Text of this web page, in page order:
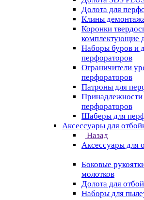
Долота для
Клины
Коронки
комплектующие
Наборы буров и
перфораторов
Ограничители
перфораторов
Патроны для
Принадлежности
перфораторов
Шаберы для
Аксессуары для
Назад
Аксессуары для
Боковые
молотков
Долота для
Наборы для